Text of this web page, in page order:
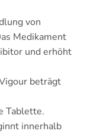
von
Medikament
und erhöht
beträgt
Tablette.
innerhalb